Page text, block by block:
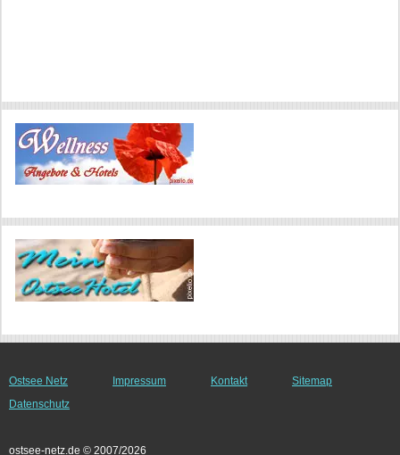
Ostsee Netz Impressum Kontakt
Sitemap
Datenschutz
ostsee-netz.de © 2007/2026